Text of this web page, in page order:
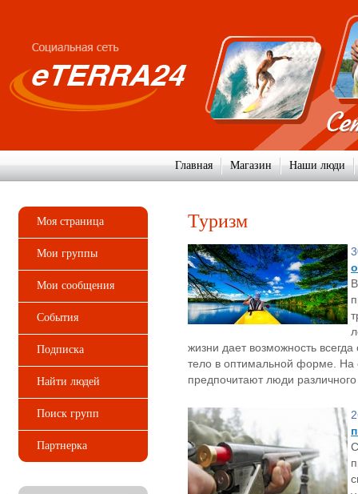
Главная Магазин Наши люди
Туризм
жизни дает возможность
тело в оптимальной форме. На
предпочитают люди различного
Моя страница
Мои группы
Мои сообщения
События
Подписка
Найти людей
Поиск групп
Партнерка